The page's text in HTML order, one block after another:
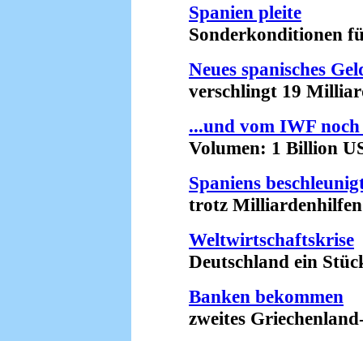
Spanien pleite
Sonderkonditionen
Neues spanisches
verschlingt 19
...und vom IWF
Volumen: 1 Billion
Spaniens
trotz Milliardenhilfen
Weltwirtschaftskrise
Deutschland ein
Banken bekommen
zweites